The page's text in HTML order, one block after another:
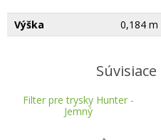
Výška 0,184 m
Filter pre trysky Hunter -
Jemný